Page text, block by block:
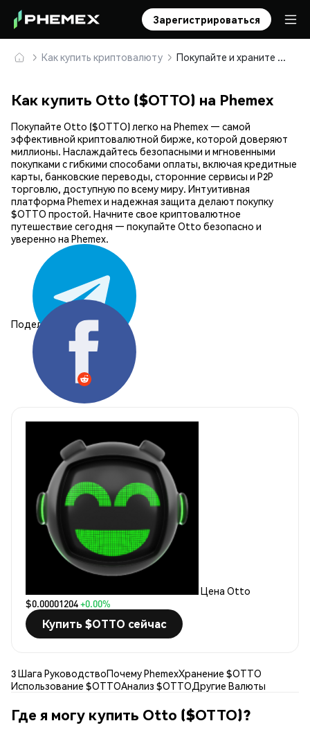
Зарегистрироваться
Как купить криптовалюту Покупайте и храните Otto ($OTTO) безопасно
Как купить Otto ($OTTO) на Phemex
Покупайте Otto ($OTTO) легко на Phemex — самой
эффективной криптовалютной бирже, которой доверяют
миллионы. Наслаждайтесь безопасными и мгновенными
покупками с гибкими способами оплаты, включая кредитные
карты, банковские переводы, сторонние сервисы и P2P
торговлю, доступную по всему миру. Интуитивная
платформа Phemex и надежная защита делают покупку
$OTTO простой. Начните свое криптовалютное
путешествие сегодня — покупайте Otto безопасно и
уверенно на Phemex.
Поделиться:
Цена Otto
$0.00001204+0.00%
Купить $OTTO сейчас
3 Шага РуководствоПочему PhemexХранение $OTTO
Использование $OTTOАнализ $OTTOДругие Валюты
Где я могу купить Otto ($OTTO)?